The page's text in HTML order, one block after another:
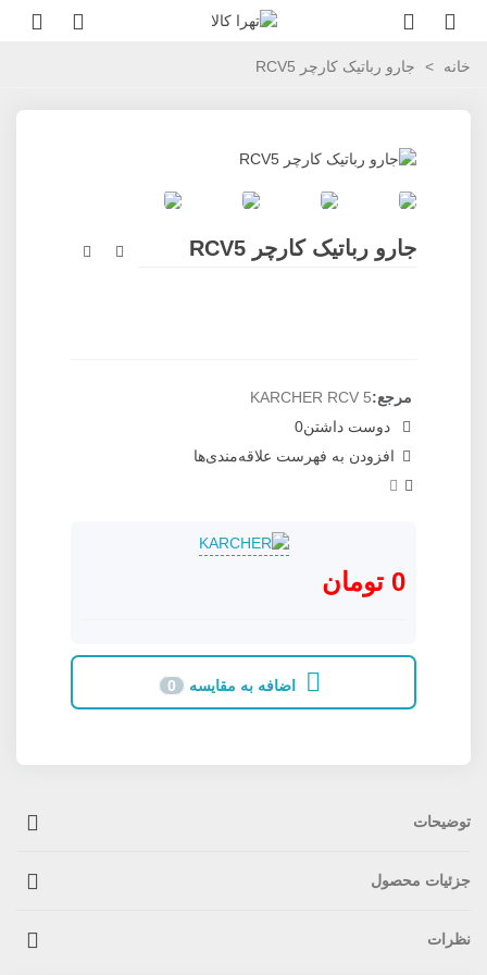
خانه > جارو رباتیک کارچر RCV5
جارو رباتیک کارچر RCV5
مرجع:KARCHER RCV 5
دوست داشتن0
افزودن به فهرست علاقه‌مندی‌ها
0 تومان
اضافه به مقایسه 0
توضیحات
جزئیات محصول
نظرات